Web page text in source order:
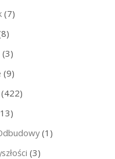
(7)
(3)
(9)
(1)
(3)